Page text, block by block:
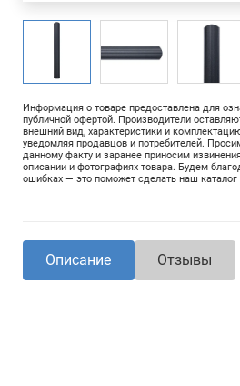
Информация о товаре предоставлена для
публичной офертой. Производители
внешний вид, характеристики и
уведомляя продавцов и потребителей.
данному факту и заранее приносим
описании и фотографиях товара. Будем
ошибках — это поможет сделать наш каталог
Описание Отзывы